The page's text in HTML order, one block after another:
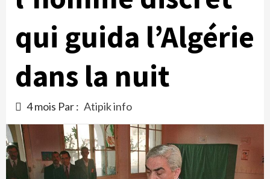
qui guida l’Algérie
dans la nuit
4 mois Par : Atipik info